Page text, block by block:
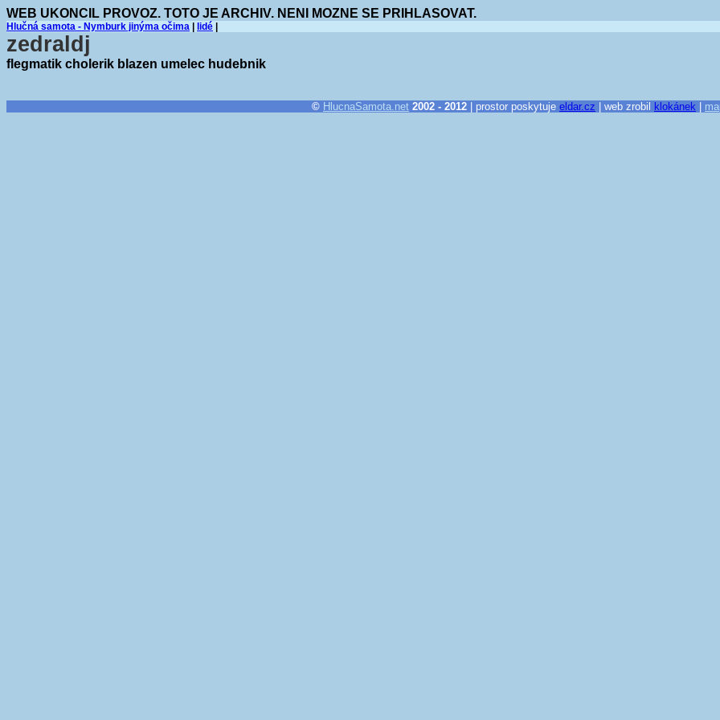
WEB UKONCIL PROVOZ. TOTO JE ARCHIV. NENI MOZNE SE PRIHLASOVAT.
Hlučná samota - Nymburk jinýma očima lidé
zedraldj
flegmatik cholerik blazen umelec hudebnik
© HlucnaSamota.net 2002 - 2012 | prostor poskytuje eldar.cz | web zrobil klokánek